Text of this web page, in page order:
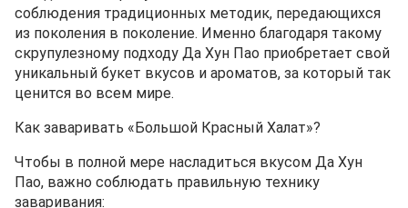
соблюдения традиционных методик, передающихся
из поколения в поколение. Именно благодаря такому
скрупулезному подходу Да Хун Пао приобретает свой
уникальный букет вкусов и ароматов, за который так
ценится во всем мире.
Как заваривать «Большой Красный Халат»?
Чтобы в полной мере насладиться вкусом Да Хун
Пао, важно соблюдать правильную технику
заваривания: